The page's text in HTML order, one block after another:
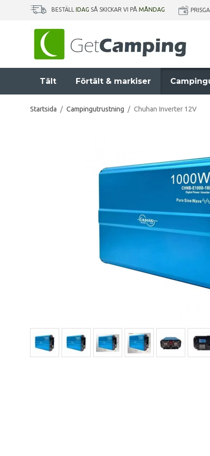
BESTÄLL IDAG SÅ SKICKAR VI PÅ MÅNDAG
Tält Förtält & markiser
Startsida / Campingutrustning / Chuhan Inverter 12V